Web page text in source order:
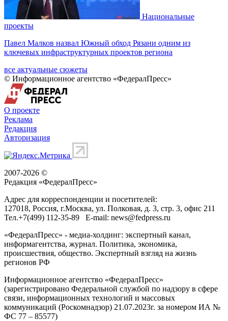
Национальные
проекты
Павел Малков назвал Южный обход Рязани одним из
ключевых инфраструктурных проектов региона
все актуальные сюжеты
© Информационное агентство «ФедералПресс»
О проекте
Реклама
Редакция
Авторизация
2007-2026 ©
Редакция «ФедералПресс»
Адрес для корреспонденции и посетителей:
127018, Россия, г.Москва, ул. Полковая, д. 3, стр. 3, офис 211
Тел.+7(499) 112-35-89 E-mail: news@fedpress.ru
«ФедералПресс» - медиа-холдинг: экспертный канал,
информагентства, журнал. Политика, экономика,
происшествия, общество. Экспертный взгляд на жизнь
регионов РФ
Информационное агентство «ФедералПресс»
(зарегистрировано Федеральной службой по надзору в сфере
связи, информационных технологий и массовых
коммуникаций (Роскомнадзор) 21.07.2023г. за номером ИА №
ФС 77 – 85577)